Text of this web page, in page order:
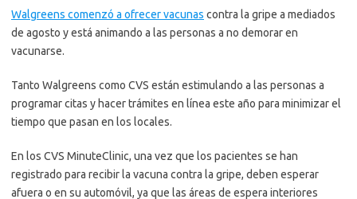
Walgreens comenzó a ofrecer vacunas contra la gripe a mediados
de agosto y está animando a las personas a no demorar en
vacunarse.
Tanto Walgreens como CVS están estimulando a las personas a
programar citas y hacer trámites en línea este año para minimizar el
tiempo que pasan en los locales.
En los CVS MinuteClinic, una vez que los pacientes se han
registrado para recibir la vacuna contra la gripe, deben esperar
afuera o en su automóvil, ya que las áreas de espera interiores